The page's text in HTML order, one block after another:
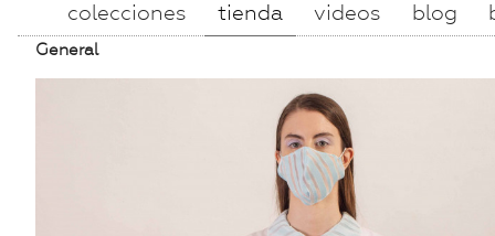
colecciones tienda videos blog
General